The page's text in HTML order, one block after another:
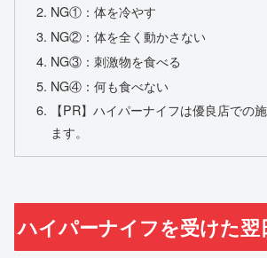
NG①：体を冷やす
NG②：体を全く動かさない
NG③：刺激物を食べる
NG④：何も食べない
【PR】ハイパーナイフは優良店での
ます。
ハイパーナイフを受けた翌